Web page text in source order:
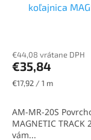
koľajnica
€44,08 vrátane DPH
€35,84
Jednotková
€17,92 / 1 m
AM-MR-20S
MAGNETIC
vám...